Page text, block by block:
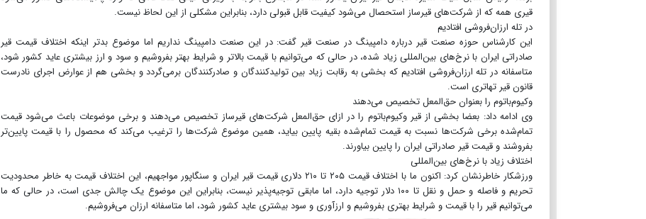
قیری همه که از شرکت‌های قیرساز استحصال می‌شود کیفیت قابل قبولی دارد، بنابراین مشکلی از این لحاظ نیست.
در تله ارزان‌فروشی افتادیم
این کارشناس حوزه صنعت قیر درباره دامپینگ در صنعت قیر گفت: در این صنعت دامپینگ نداریم اما موضوع بدتر اینکه اختلاف قیمت قیر
صادراتی ایران با نرخ‌های بین‌المللی زیاد شده، در حالی که می‌توانیم با قیمت بالاتر و شرایط بهتر بفروشیم و سود و ارز بیشتری عاید کشور شود،
متاسفانه در تله ارزان‌فروشی افتادیم که بخشی به رقابت زیاد بین تولیدکنندگان و صادرکنندگان برمی‌گردد و بخشی هم از عوارض اجرای نادرست
قانون قیر تهاتری است.
وکیوم‌باتوم را بعنوان حق‌المعل تخصیص می‌دهند
وی ادامه داد: بعضا بخشی از قیر وکیوم‌باتوم را در ازای حق‌المعل شرکت‌های قیرساز تخصیص می‌دهند و برخی موضوعات باعث می‌شود قیمت
تمام‌شده برخی شرکت‌ها نسبت به قیمت تمام‌شده بقیه پایین بیاید، همین موضوع شرکت‌ها را ترغیب می‌کند که محصول را با قیمت پایین‌تر
بفروشند و قیمت قیر صادراتی ایران را پایین بیاورند.
اختلاف زیاد با نرخ‌های بین‌المللی
ورزشکار خاطرنشان کرد: اکنون ما با اختلاف قیمت ۲۰۵ تا ۲۱۰ دلاری قیمت قیر ایران و سنگاپور مواجهیم، این اختلاف قیمت به خاطر محدودیت
تحریم و فاصله و حمل و نقل تا ۱۰۰ دلار توجیه دارد، اما مابقی توجیه‌پذیر نیست، بنابراین این موضوع یک چالش جدی است، در حالی که ما
می‌توانیم قیر را با قیمت و شرایط بهتری بفروشیم و ارزآوری و سود بیشتری عاید کشور شود، اما متاسفانه ارزان می‌فروشیم.